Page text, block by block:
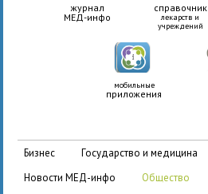
журнал
МЕД-инфо
справочник
лекарств и
учреждений
мобильные
приложения
бизнес государство и медицина
новости МЕД-инфо
общество